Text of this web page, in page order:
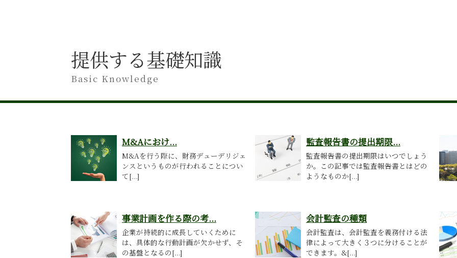
提供する基礎知識
Basic Knowledge
M&Aにおけ...
M&Aを行う際に、財務デューデリジェ
ンスというものが行われることについ
て[...]
監査報告書の提出期限...
監査報告書の提出期限はいつでしょう
か。この記事では監査報告書とはどの
ようなものか[...]
事業計画を作る際の考...
企業が持続的に成長していくために
は、具体的な行動計画が欠かせず、そ
の基盤となるの[...]
会計監査の種類
会計監査は、会計監査を義務付ける法
律によって大きく３つに分けることが
できます。&[...]